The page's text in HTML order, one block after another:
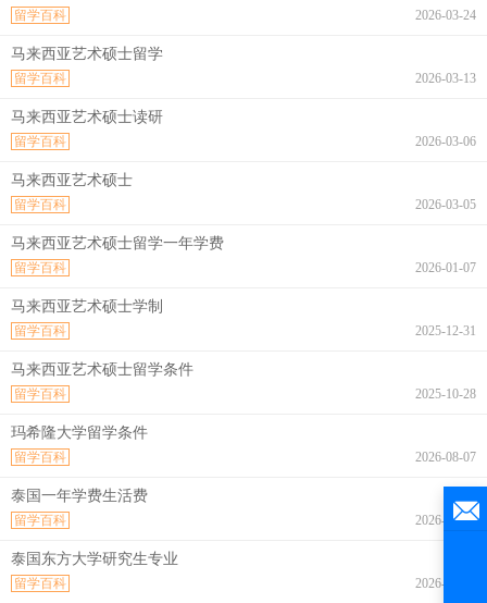
2026-03-24
留学百科
马来西亚艺术硕士留学
2026-03-13
留学百科
马来西亚艺术硕士读研
2026-03-06
留学百科
马来西亚艺术硕士
2026-03-05
留学百科
马来西亚艺术硕士留学一年学费
2026-01-07
留学百科
马来西亚艺术硕士学制
2025-12-31
留学百科
马来西亚艺术硕士留学条件
2025-10-28
留学百科
玛希隆大学留学条件
2026-08-07
留学百科
泰国一年学费生活费
2026-08-07
留学百科
泰国东方大学研究生专业
2026-08-07
留学百科